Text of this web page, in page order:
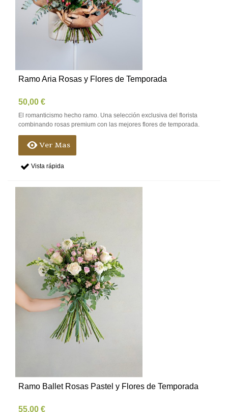
Ramo Aria Rosas y Flores de Temporada
50,00 €
El romanticismo hecho ramo. Una selección exclusiva del florista
combinando rosas premium con las mejores flores de temporada.
Ver Mas
Vista rápida
Ramo Ballet Rosas Pastel y Flores de Temporada
55,00 €